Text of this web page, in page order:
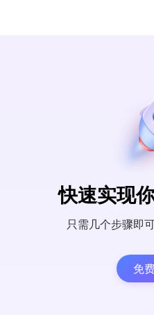
快速实现
只需几个步骤即
免